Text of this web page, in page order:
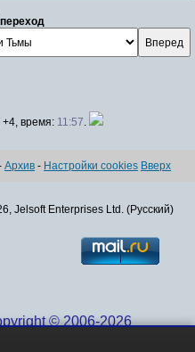
+4, время: 11:57.
Архив - Настройки cookies Вверх
Jelsoft Enterprises Ltd. (Русский)
© 2006-2026